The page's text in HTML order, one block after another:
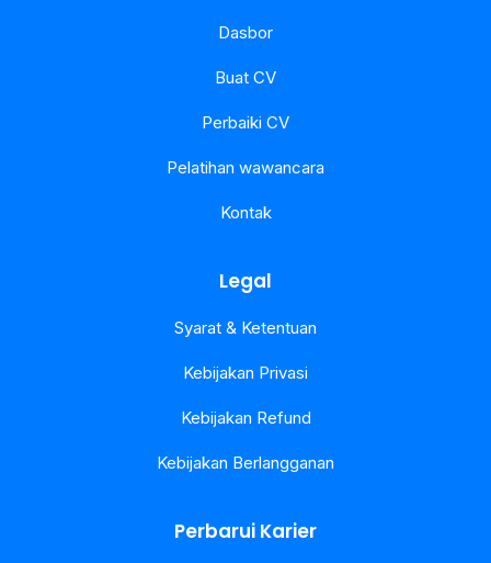
Dasbor
Buat CV
Perbaiki CV
Pelatihan wawancara
Kontak
Legal
Syarat & Ketentuan
Kebijakan Privasi
Kebijakan Refund
Kebijakan Berlangganan
Perbarui Karier